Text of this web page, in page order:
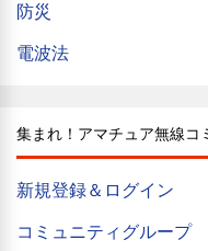
防災
電波法
集まれ！アマチュア無線コ
新規登録＆ログイン
コミュニティグループ